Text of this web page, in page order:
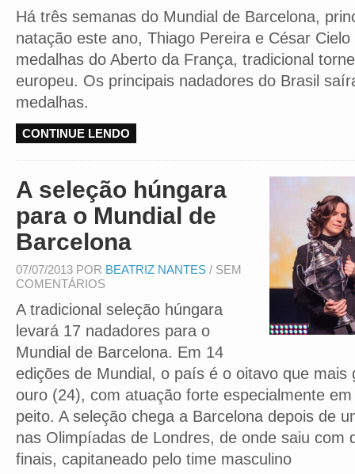
Há três semanas do Mundial de Barcelona,
natação este ano, Thiago Pereira e César
medalhas do Aberto da França, tradicional
europeu. Os principais nadadores do Brasil
medalhas.
CONTINUE LENDO
A seleção húngara
para o Mundial de
Barcelona
07/07/2013 POR BEATRIZ NANTES / SEM
COMENTÁRIOS
A tradicional seleção húngara
levará 17 nadadores para o
Mundial de Barcelona. Em 14
edições de Mundial, o país é o oitavo que mais
ouro (24), com atuação forte especialmente
peito. A seleção chega a Barcelona depois de
nas Olimpíadas de Londres, de onde saiu com
finais, capitaneado pelo time masculino